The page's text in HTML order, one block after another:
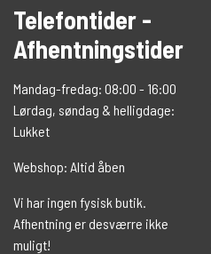
Telefontider -
Afhentningstider
Mandag-fredag: 08:00 - 16:00
Lørdag, søndag & helligdage:
Lukket
Webshop: Altid åben
Vi har ingen fysisk butik.
Afhentning er desværre ikke
muligt!